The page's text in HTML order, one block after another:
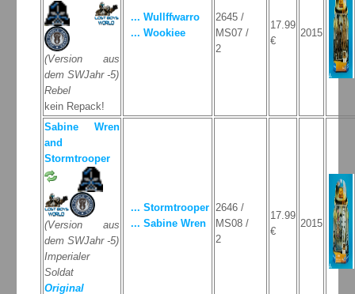
(Version aus
dem SWJahr -5)
Rebel
kein Repack!
... Wullffwarro
... Wookiee
2645 /
MS07 /
2
17.99
€
2015
Sabine Wren
and
Stormtrooper
(Version aus
dem SWJahr -5)
Imperialer
Soldat
Original
... Stormtrooper
... Sabine Wren
2646 /
MS08 /
2
17.99
€
2015